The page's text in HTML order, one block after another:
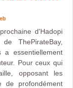
d'Hadopi
ThePirateBay,
a essentiellement
Pour ceux qui
opposant les
de profondément